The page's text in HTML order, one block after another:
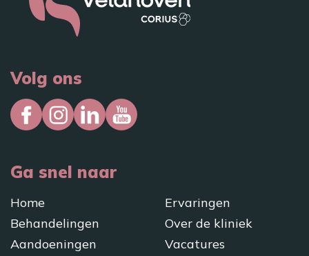
Volg ons
Ga snel naar
Home
Behandelingen
Aandoeningen
Ervaringen
Over de kliniek
Vacatures